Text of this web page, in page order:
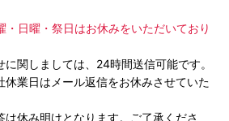
日曜・祭日はお休みをいただいており
に関しましては、24時間送信可能です。
休業日はメール返信をお休みさせていた
は休み明けとなります。ご了承くださ